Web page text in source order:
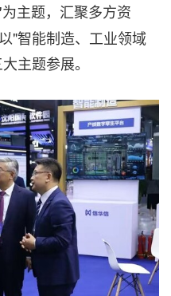
为主题，汇聚多方资
"智能制造、工业领域
主题参展。